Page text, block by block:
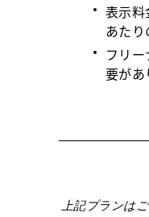
表示
あたり
フリ
要があ
上記プランは